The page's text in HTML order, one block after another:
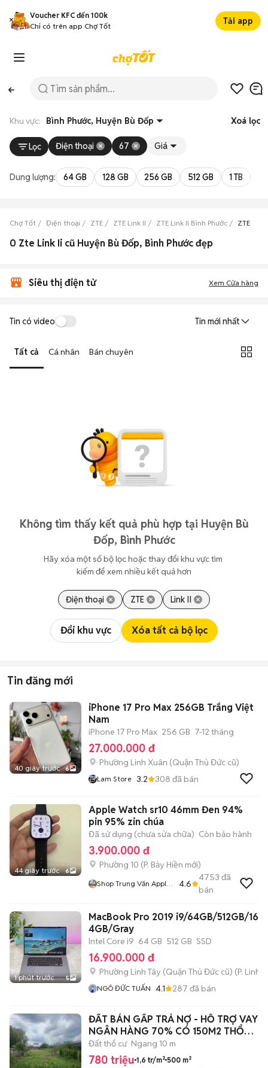
Voucher KFC đến 100k
Chỉ có trên app Chợ Tốt
Tải app
Khu vực: Bình Phước, Huyện Bù Đốp Xoá lọc
Lọc Điện thoại 67 Giá
Dung lượng: 64 GB 128 GB 256 GB 512 GB 1 TB
Chợ Tốt Điện thoại ZTE ZTE Link II ZTE Link II Bình Phước ZTE
0 Zte Link Ii cũ Huyện Bù Đốp, Bình Phước đẹp
Siêu thị điện tử Xem Cửa hàng
Tin có video Tin mới nhất
Tất cả Cá nhân Bán chuyên
Không tìm thấy kết quả phù hợp tại Huyện Bù
Đốp, Bình Phước
Hãy xóa một số bộ lọc hoặc thay đổi khu vực tìm
kiếm để xem nhiều kết quả hơn
Điện thoại ZTE Link II
Đổi khu vực Xóa tất cả bộ lọc
Tin đăng mới
40 giây trước 6
iPhone 17 Pro Max 256GB Trắng Việt
Nam
iPhone 17 Pro Max 256 GB 7-12 tháng
27.000.000 đ
Phường Linh Xuân (Quận Thủ Đức cũ)
Lam Store 3.2 308 đã bán
44 giây trước 6
Apple Watch sr10 46mm Đen 94%
pin 95% zin chúa
Đã sử dụng (chưa sửa chữa) Còn bảo hành
3.900.000 đ
Phường 10 (P. Bảy Hiền mới)
Shop Trung Văn Apple
4.6
4753 đã
bán
1 phút trước 5
MacBook Pro 2019 i9/64GB/512GB/
4GB/Gray
Intel Core i9 64 GB 512 GB SSD
16.900.000 đ
Phường Linh Tây (Quận Thủ Đức cũ) (P. Linh
NGÔ ĐỨC TUẤN 4.1 287 đã bán
ĐẤT BÁN GẤP TRẢ NỢ - HỖ TRỢ VAY
NGÂN HÀNG 70% CÓ 150M2 THỔ
CƯ
Đất thổ cư Ngang 10 m
780 triệu 1,6 tr/m² 500 m²